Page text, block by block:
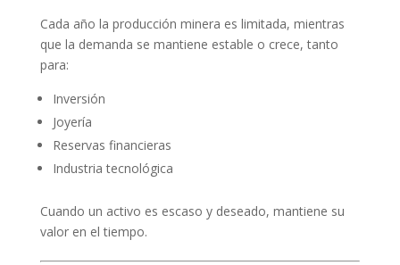
Cada año la producción minera es limitada, mientras
que la demanda se mantiene estable o crece, tanto
para:
Inversión
Joyería
Reservas financieras
Industria tecnológica
Cuando un activo es escaso y deseado, mantiene su
valor en el tiempo.